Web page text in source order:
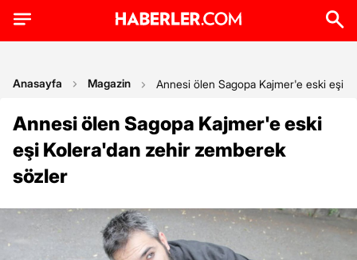
Anasayfa Magazin Annesi ölen Sagopa Kajmer'e eski eşi
Annesi ölen Sagopa Kajmer'e eski
eşi Kolera'dan zehir zemberek
sözler